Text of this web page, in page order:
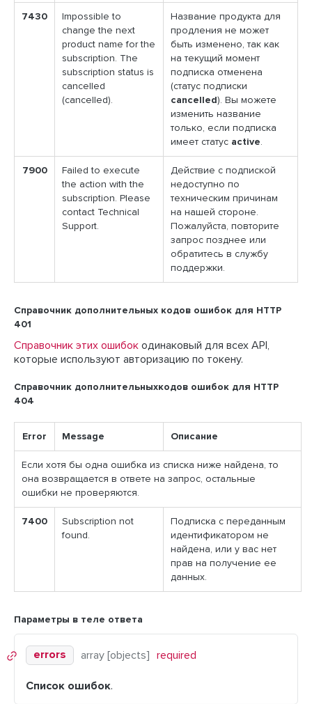
7430
Impossible to
change the next
product name for the
subscription. The
subscription status is
cancelled
(cancelled).
Название продукта для
продления не может
быть изменено, так как
на текущий момент
подписка отменена
(статус подписки
cancelled ). Вы можете
изменить название
только, если подписка
имеет статус active.
7900
Failed to execute
the action with the
subscription. Please
contact Technical
Support.
Действие с подпиской
недоступно по
техническим причинам
на нашей стороне.
Пожалуйста, повторите
запрос позднее или
обратитесь в службу
поддержки.
Справочник дополнительных кодов ошибок для HTTP
401
Справочник этих ошибок одинаковый для всех API,
которые используют авторизацию по токену.
Справочник дополнительныхкодов ошибок для HTTP
404
Error Message Описание
Если хотя бы одна ошибка из списка ниже найдена, то
она возвращается в ответе на запрос, остальные
ошибки не проверяются.
7400
Subscription not
found.
Подписка с переданным
идентификатором не
найдена, или у вас нет
прав на получение ее
данных.
Параметры в теле ответа
errors array [objects] required
Список ошибок.